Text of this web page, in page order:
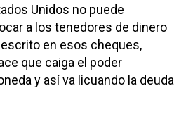
Unidos no puede
a los tenedores de dinero
en esos cheques,
que caiga el poder
y así va licuando la deuda